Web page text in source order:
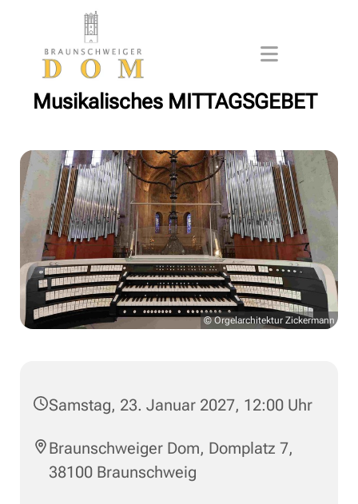
Musikalisches MITTAGSGEBET
© Orgelarchitektur Zickermann
Samstag, 23. Januar 2027, 12:00 Uhr
Braunschweiger Dom, Domplatz 7,
38100 Braunschweig